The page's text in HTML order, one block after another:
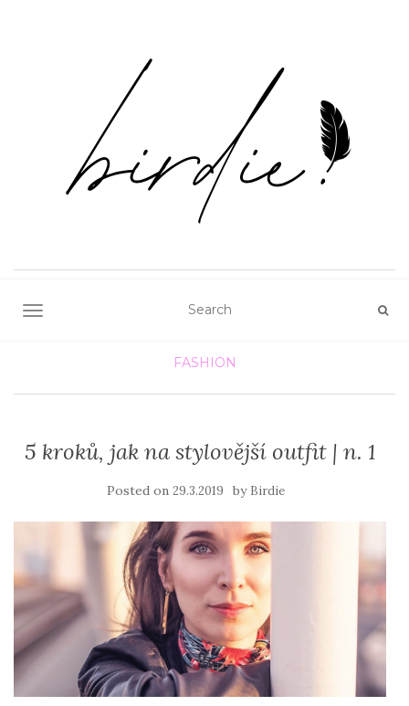
TOGGLE NAVIGATION
FASHION
5 kroků, jak na stylovější outfit | n. 1
Posted on 29.3.2019 by Birdie